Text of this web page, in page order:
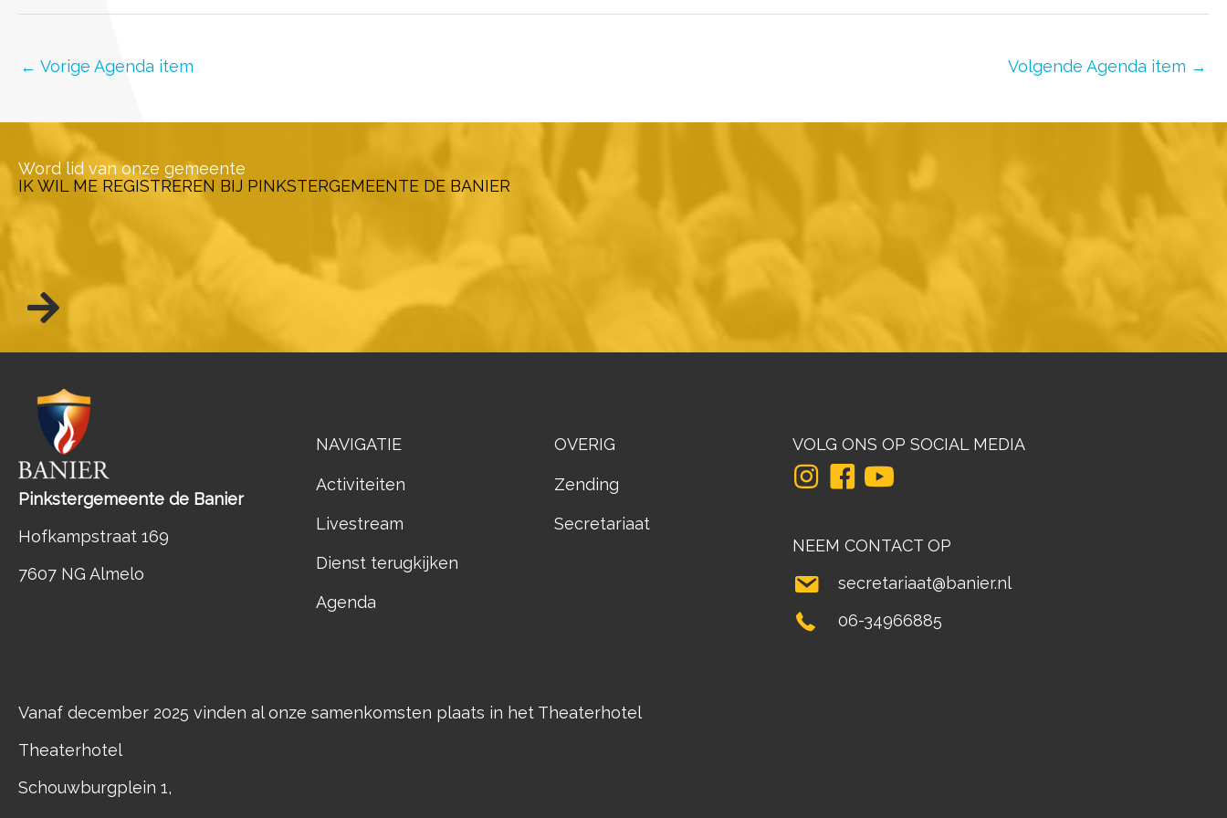
← Vorige Agenda item Volgende Agenda item →
Word lid van onze gemeente
IK WIL ME REGISTREREN BIJ PINKSTERGEMEENTE DE BANIER
Pinkstergemeente de Banier
Hofkampstraat 169
7607 NG Almelo
NAVIGATIE
Activiteiten
Livestream
Dienst terugkijken
Agenda
OVERIG
Zending
Secretariaat
VOLG ONS OP SOCIAL MEDIA
NEEM CONTACT OP
secretariaat@banier.nl
06-34966885
Vanaf december 2025 vinden al onze samenkomsten plaats in het Theaterhotel
Theaterhotel
Schouwburgplein 1,